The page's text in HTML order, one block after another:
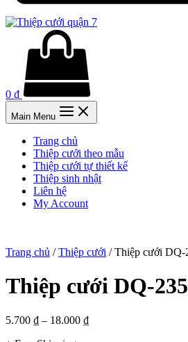
0 ₫
Main Menu
Trang chủ
Thiệp cưới theo mẫu
Thiệp cưới tự thiết kế
Thiệp sinh nhật
Liên hệ
My Account
Trang chủ /Thiệp cưới / Thiệp cưới
Thiệp cưới DQ-
5.700 ₫ – 18.000 ₫